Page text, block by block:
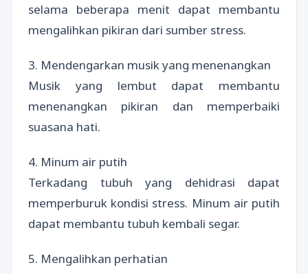
selama beberapa menit dapat membantu
mengalihkan pikiran dari sumber stress.
3. Mendengarkan musik yang menenangkan
Musik yang lembut dapat membantu
menenangkan pikiran dan memperbaiki
suasana hati.
4. Minum air putih
Terkadang tubuh yang dehidrasi dapat
memperburuk kondisi stress. Minum air putih
dapat membantu tubuh kembali segar.
5. Mengalihkan perhatian